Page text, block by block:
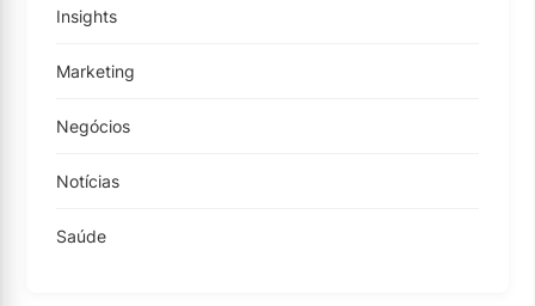
Insights
Marketing
Negócios
Notícias
Saúde